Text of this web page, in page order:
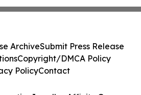
ArchiveSubmit Press Release
Copyright/DMCA Policy
PolicyContact